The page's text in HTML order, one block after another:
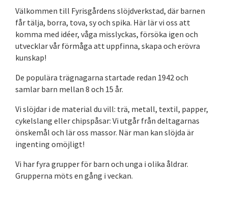
Välkommen till Fyrisgårdens slöjdverkstad, där barnen
får tälja, borra, tova, sy och spika. Här lär vi oss att
komma med idéer, våga misslyckas, försöka igen och
utvecklar vår förmåga att uppfinna, skapa och erövra
kunskap!
De populära trägnagarna startade redan 1942 och
samlar barn mellan 8 och 15 år.
Vi slöjdar i de material du vill: trä, metall, textil, papper,
cykelslang eller chipspåsar: Vi utgår från deltagarnas
önskemål och lär oss massor. När man kan slöjda är
ingenting omöjligt!
Vi har fyra grupper för barn och unga i olika åldrar.
Grupperna möts en gång i veckan.